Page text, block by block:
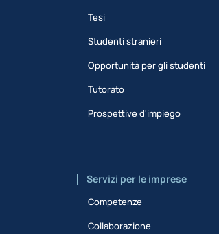
Tesi
Studenti stranieri
Opportunità per gli studenti
Tutorato
Prospettive d'impiego
Servizi per le imprese
Competenze
Collaborazione